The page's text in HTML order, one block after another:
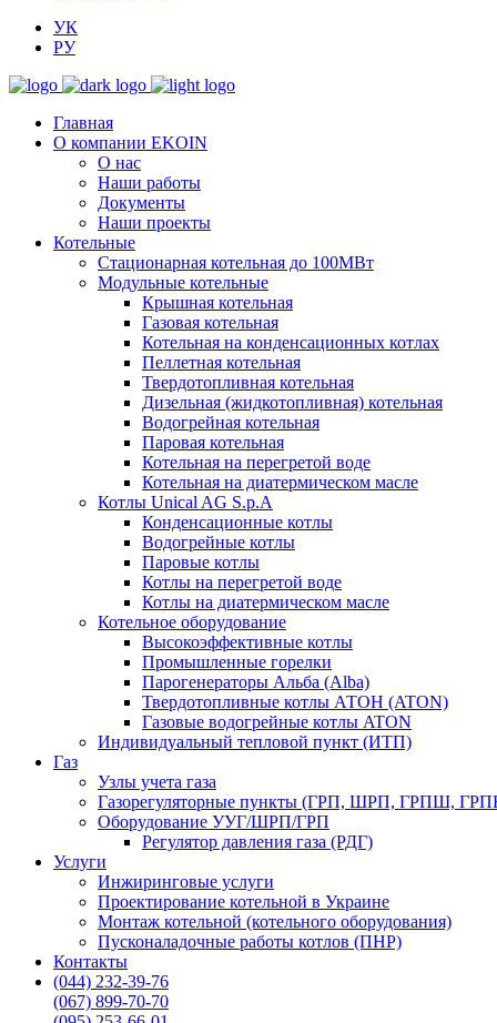
УК
РУ
Главная
О компании EKOIN
О нас
Наши работы
Документы
Наши проекты
Котельные
Стационарная котельная до 100МВт
Модульные котельные
Крышная котельная
Газовая котельная
Котельная на конденсационных котлах
Пеллетная котельная
Твердотопливная котельная
Дизельная (жидкотопливная) котельная
Водогрейная котельная
Паровая котельная
Котельная на перегретой воде
Котельная на диатермическом масле
Котлы Unical AG S.p.A
Конденсационные котлы
Водогрейные котлы
Паровые котлы
Котлы на перегретой воде
Котлы на диатермическом масле
Котельное оборудование
Высокоэффективные котлы
Промышленные горелки
Парогенераторы Альба (Alba)
Твердотопливные котлы АТОН (ATON)
Газовые водогрейные котлы ATON
Индивидуальный тепловой пункт (ИТП)
Газ
Узлы учета газа
Газорегуляторные пункты (ГРП, ШРП, ГРПШ,
Оборудование УУГ/ШРП/ГРП
Регулятор давления газа (РДГ)
Услуги
Инжиринговые услуги
Проектирование котельной в Украине
Монтаж котельной (котельного оборудования)
Пусконаладочные работы котлов (ПНР)
Контакты
(044) 232-39-76
(067) 899-70-70